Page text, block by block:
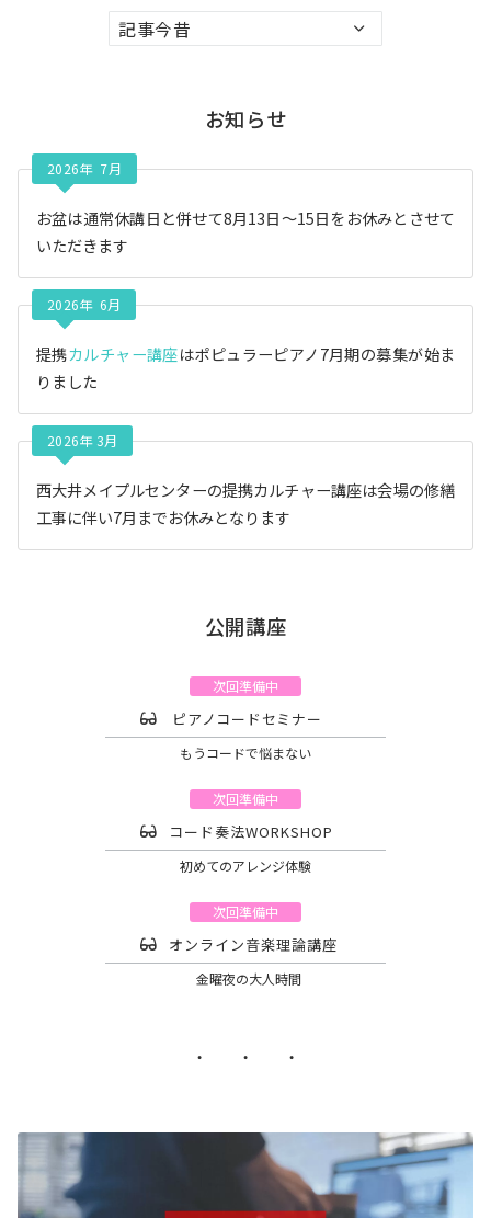
お知らせ
2026年 7月
お盆は通常休講日と併せて8月13日〜15日をお休みとさせて
いただきます
2026年 6月
提携カルチャー講座はポピュラーピアノ7月期の募集が始ま
りました
2026年 3月
西大井メイプルセンターの提携カルチャー講座は会場の修繕
工事に伴い7月までお休みとなります
公開講座
次回準備中
ピアノコードセミナー
もうコードで悩まない
次回準備中
コード奏法WORKSHOP
初めてのアレンジ体験
次回準備中
オンライン音楽理論講座
金曜夜の大人時間
・ ・ ・